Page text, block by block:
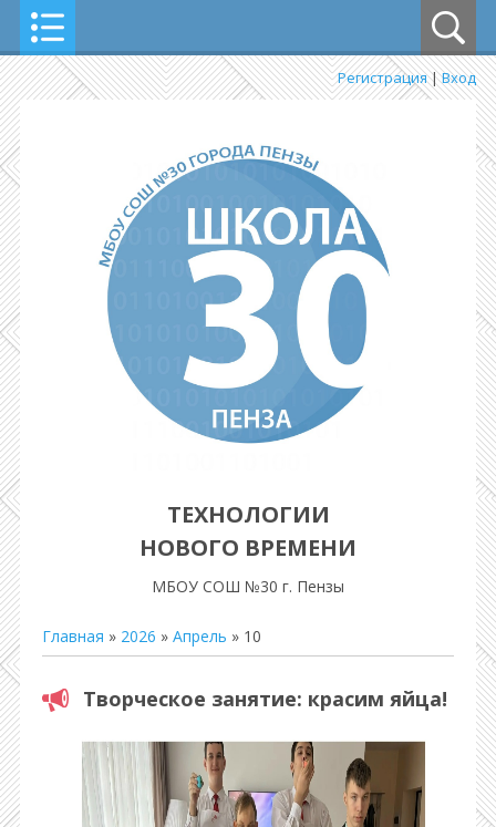
Регистрация|Вход
ТЕХНОЛОГИИ
НОВОГО ВРЕМЕНИ
МБОУ СОШ №30 г. Пензы
Главная » 2026 » Апрель » 10
Творческое занятие: красим яйца!